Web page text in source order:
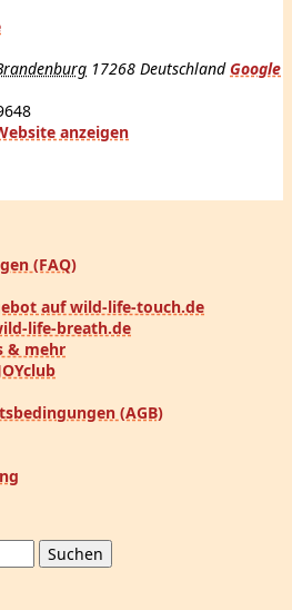
17268 Deutschland Google
anzeigen
(FAQ)
auf wild-life-touch.de
life-breath.de
& mehr
(AGB)